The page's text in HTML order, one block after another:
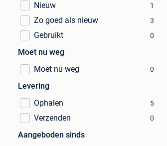
Nieuw
1
Zo goed als nieuw 3
Gebruikt 0
Moet nu weg
Moet nu weg
0
Levering
Ophalen
5
Verzenden 0
Aangeboden sinds